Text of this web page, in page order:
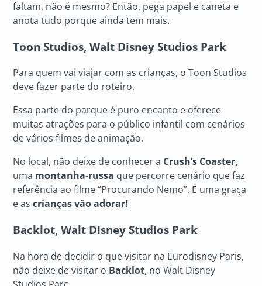
faltam, não é mesmo? Então, pega papel e caneta e
anota tudo porque ainda tem mais.
Toon Studios, Walt Disney Studios Park
Para quem vai viajar com as crianças, o Toon Studios
deve fazer parte do roteiro.
Essa parte do parque é puro encanto e oferece
muitas atrações para o público infantil com cenários
de vários filmes de animação.
No local, não deixe de conhecer a Crush’s Coaster,
uma montanha-russa que percorre cenário que faz
referência ao filme “Procurando Nemo”. É uma graça
e ascrianças vão adorar!
Backlot, Walt Disney Studios Park
Na hora de decidir o que visitar na Eurodisney Paris,
não deixe de visitar o Backlot, no Walt Disney